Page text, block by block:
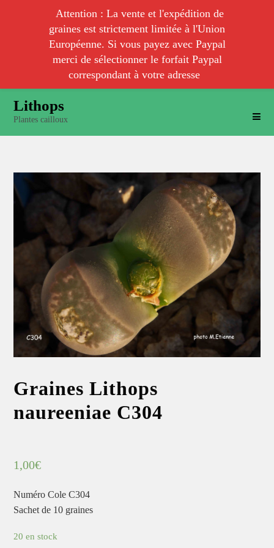
Lithops
Plantes cailloux
Graines Lithops
naureeniae C304
1,00€
Numéro Cole C304
Sachet de 10 graines
20 en stock
Attention : La vente et l'expédition de
graines est strictement limitée à l'Union
Européenne. Si vous payez avec Paypal
merci de sélectionner le forfait Paypal
correspondant à votre adresse